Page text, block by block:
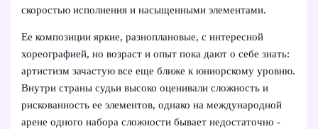
скоростью исполнения и насыщенными элементами.
Ее композиции яркие, разноплановые, с интересной
хореографией, но возраст и опыт пока дают о себе знать:
артистизм зачастую все еще ближе к юниорскому уровню.
Внутри страны судьи высоко оценивали сложность и
рискованность ее элементов, однако на международной
арене одного набора сложности бывает недостаточно -